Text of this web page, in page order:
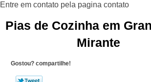
Pias de Cozinha em
Mirante
Gostou? compartilhe!